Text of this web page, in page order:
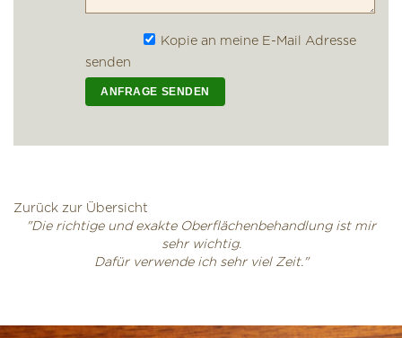
Kopie an meine E-Mail Adresse
senden
Zurück zur Übersicht
"Die richtige und exakte Oberflächenbehandlung ist mir
sehr wichtig.
Dafür verwende ich sehr viel Zeit."